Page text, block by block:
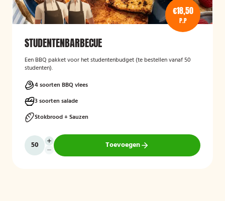
€18,50
P.P
STUDENTENBARBECUE
Een BBQ pakket voor het studentenbudget (te bestellen vanaf 50
studenten).
4 soorten BBQ vlees
3 soorten salade
Stokbrood + Sauzen
Toevoegen